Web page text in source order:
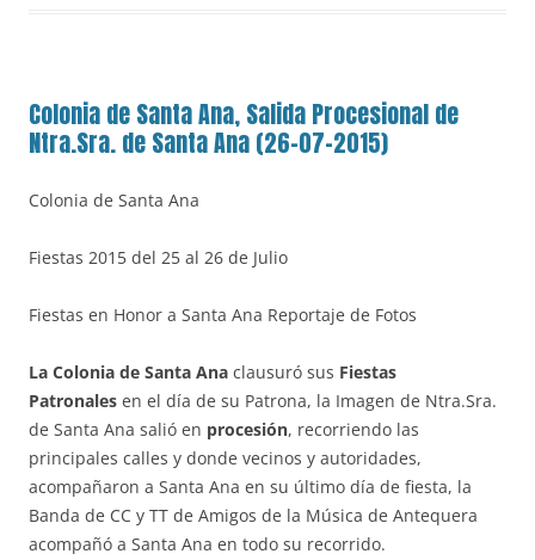
Colonia de Santa Ana, Salida Procesional de
Ntra.Sra. de Santa Ana (26-07-2015)
Colonia de Santa Ana
Fiestas 2015 del 25 al 26 de Julio
Fiestas en Honor a Santa Ana Reportaje de Fotos
La Colonia de Santa Ana clausuró sus Fiestas
Patronales en el día de su Patrona, la Imagen de Ntra.Sra.
de Santa Ana salió en procesión, recorriendo las
principales calles y donde vecinos y autoridades,
acompañaron a Santa Ana en su último día de fiesta, la
Banda de CC y TT de Amigos de la Música de Antequera
acompañó a Santa Ana en todo su recorrido.